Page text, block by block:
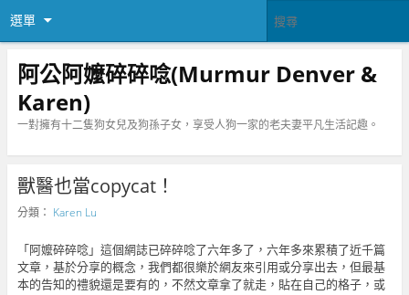
選單
阿公阿嬤碎碎唸(Murmur Denver &
Karen)
一對擁有十二隻狗女兒及狗孫子女，享受人狗一家的老夫妻平凡生活記趣。
獸醫也當copycat！
分類： Karen Lu
「阿嬤碎碎唸」這個網誌已碎碎唸了六年多了，六年多來累積了近千篇
文章，基於分享的概念，我們都很樂於網友來引用或分享出去，但最基
本的告知的禮貌還是要有的，不然文章拿了就走，貼在自己的格子，或